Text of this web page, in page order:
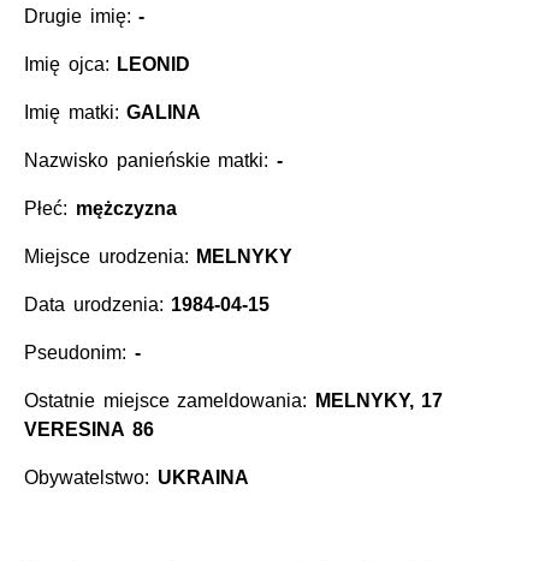
Drugie imię:-
Imię ojca: LEONID
Imię matki:GALINA
Nazwisko panieńskie matki: -
Płeć: mężczyzna
Miejsce urodzenia: MELNYKY
Data urodzenia: 1984-04-15
Pseudonim: -
Ostatnie miejsce zameldowania:
MELNYKY, 17
VERESINA 86
Obywatelstwo: UKRAINA